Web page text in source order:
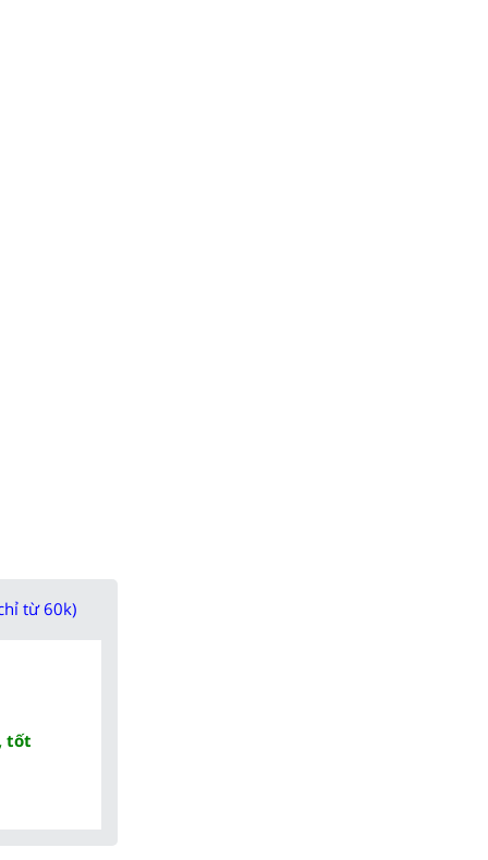
từ 60k)
tốt